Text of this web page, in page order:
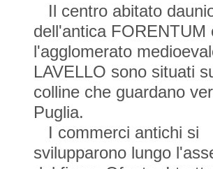
Il centro abitato
dell'antica FORENTUM
l'agglomerato
LAVELLO sono situati
colline che guardano
Puglia.
I commerci antichi si
svilupparono lungo